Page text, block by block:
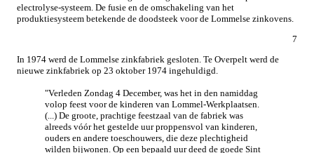
electrolyse-systeem. De fusie en de omschakeling van het
produktiesysteem betekende de doodsteek voor de Lommelse zinkovens.
7
In 1974 werd de Lommelse zinkfabriek gesloten. Te Overpelt werd de
nieuwe zinkfabriek op 23 oktober 1974 ingehuldigd.
"Verleden Zondag 4 December, was het in den namiddag
volop feest voor de kinderen van Lommel-Werkplaatsen.
(...) De groote, prachtige feestzaal van de fabriek was
alreeds vóór het gestelde uur proppensvol van kinderen,
ouders en andere toeschouwers, die deze plechtigheid
wilden bijwonen. Op een bepaald uur deed de goede Sint